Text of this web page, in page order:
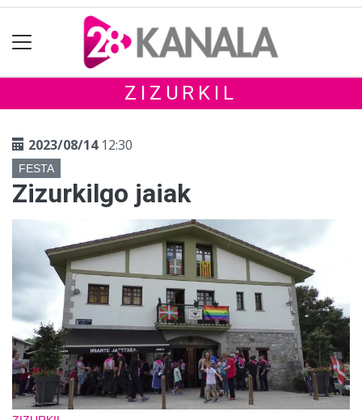
ZIZURKIL
2023/08/1412:30
FESTA
Zizurkilgo jaiak